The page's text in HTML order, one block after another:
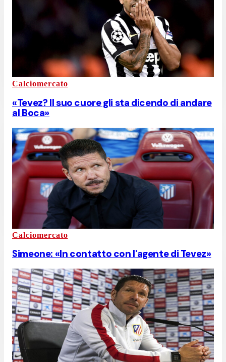
Calciomercato
«Tevez? Il suo cuore gli sta dicendo di andare
al Boca»
Calciomercato
Simeone: «In contatto con l'agente di Tevez»